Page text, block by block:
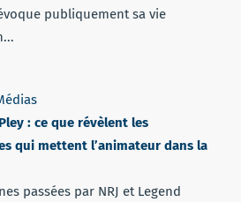
publiquement sa vie
: ce que révèlent les
qui mettent l’animateur dans la
passées par NRJ et Legend